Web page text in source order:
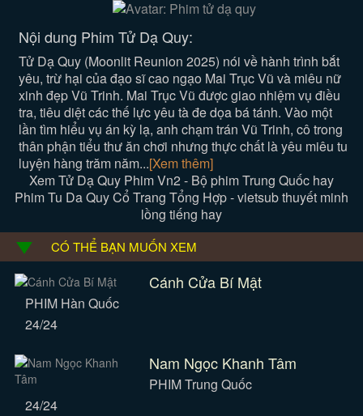
Nội dung Phim Tử Dạ Quy:
Tử Dạ Quy (Moonlit Reunion 2025) nói về hành trình bắt
yêu, trừ hại của đạo sĩ cao ngạo Mai Trục Vũ và miêu nữ
xinh đẹp Vũ Trinh. Mai Trục Vũ được giao nhiệm vụ điều
tra, tiêu diệt các thế lực yêu tà đe dọa bá tánh. Vào một
lần tìm hiểu vụ án kỳ lạ, anh chạm trán Vũ Trinh, cô trong
thân phận tiểu thư ăn chơi nhưng thực chất là yêu miêu tu
luyện hàng trăm năm...[Xem thêm]
Xem Tử Dạ Quy Phim Vn2 - Bộ phim Trung Quốc hay
Phim Tu Da Quy Cổ Trang Tổng Hợp - vietsub thuyết minh
lồng tiếng hay
CÓ THỂ BẠN MUỐN XEM
Cánh Cửa Bí Mật
PHIM Hàn Quốc
24/24
Nam Ngọc Khanh Tâm
PHIM Trung Quốc
24/24